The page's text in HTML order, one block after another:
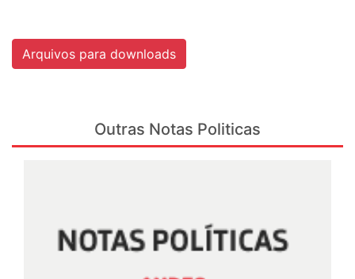
Arquivos para downloads
Outras Notas Politicas